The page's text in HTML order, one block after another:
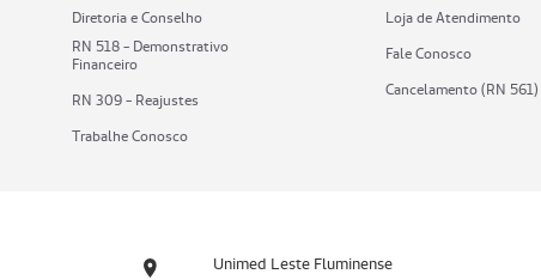
Diretoria e Conselho
RN 518 - Demonstrativo
Financeiro
RN 309 - Reajustes
Trabalhe Conosco
Loja de Atendimento
Fale Conosco
Cancelamento (RN 561)
Unimed Leste Fluminense